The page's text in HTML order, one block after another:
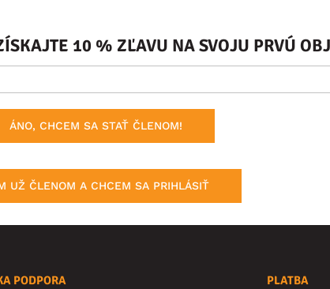
10 % ZĽAVU NA SVOJU PRVÚ
ÁNO, CHCEM SA STAŤ ČLENOM!
UŽ ČLENOM A CHCEM SA PRIHLÁSIŤ
PODPORA PLATBA